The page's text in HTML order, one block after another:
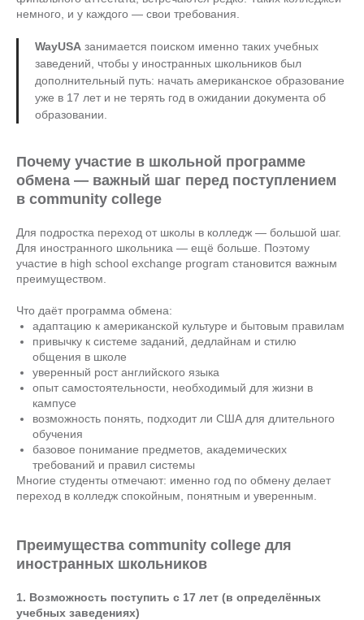
немного, и у каждого — свои требования.
WayUSA занимается поиском именно таких учебных
заведений, чтобы у иностранных школьников был
дополнительный путь: начать американское образование
уже в 17 лет и не терять год в ожидании документа об
образовании.
Почему участие в школьной программе
обмена — важный шаг перед поступлением
в community college
Для подростка переход от школы в колледж — большой шаг.
Для иностранного школьника — ещё больше. Поэтому
участие в high school exchange program становится важным
преимуществом.
Что даёт программа обмена:
адаптацию к американской культуре и бытовым правилам
привычку к системе заданий, дедлайнам и стилю
общения в школе
уверенный рост английского языка
опыт самостоятельности, необходимый для жизни в
кампусе
возможность понять, подходит ли США для длительного
обучения
базовое понимание предметов, академических
требований и правил системы
Многие студенты отмечают: именно год по обмену делает
переход в колледж спокойным, понятным и уверенным.
Преимущества community college для
иностранных школьников
1. Возможность поступить с 17 лет (в определённых
учебных заведениях)